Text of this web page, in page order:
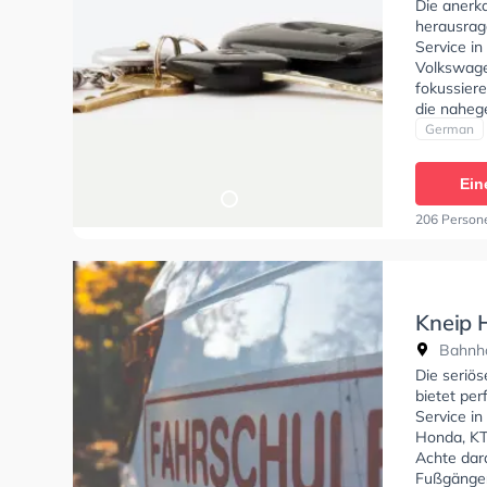
Die
Service
die
BF17,
Klasse
zu
German
206
Kneip
Die
bietet
Service
Honda,
Achte